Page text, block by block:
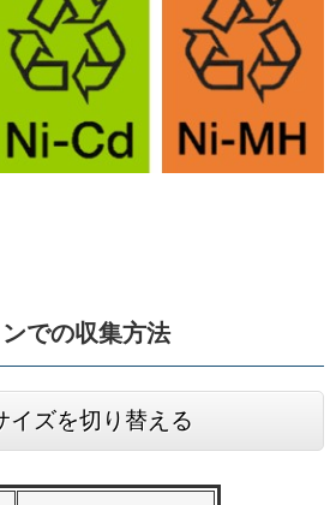
での収集方法
イズを切り替える